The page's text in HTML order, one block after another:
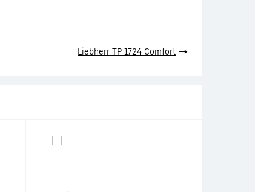
Liebherr TP 1724 Comfort →